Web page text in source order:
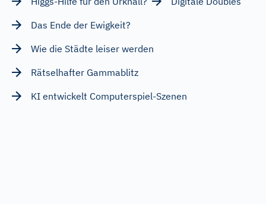
Das Ende der Ewigkeit?
Wie die Städte leiser werden
Rätselhafter Gammablitz
KI entwickelt Computerspiel-Szenen